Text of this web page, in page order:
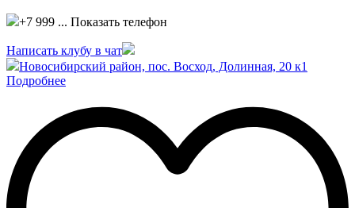
+7 999 ... Показать телефон
Написать клубу в чат
Новосибирский район, пос. Восход, Долинная, 20 к1
Подробнее